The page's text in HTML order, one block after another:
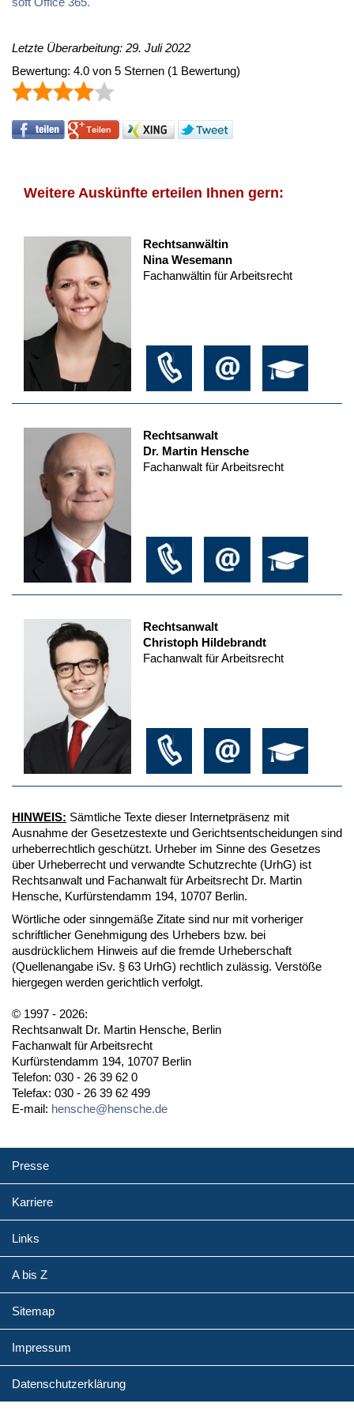
Letzte Überarbeitung: 29. Juli 2022
Bewertung: 4.0 von 5 Sternen (1 Bewertung)
Weitere Auskünfte erteilen Ihnen gern:
Rechtsanwältin
Nina Wesemann
Fachanwältin für Arbeitsrecht
Rechtsanwalt
Dr. Martin Hensche
Fachanwalt für Arbeitsrecht
Rechtsanwalt
Christoph Hildebrandt
Fachanwalt für Arbeitsrecht
HINWEIS: Sämtliche Texte dieser Internetpräsenz mit
Ausnahme der Gesetzestexte und Gerichtsentscheidungen sind
urheberrechtlich geschützt. Urheber im Sinne des Gesetzes
über Urheberrecht und verwandte Schutzrechte (UrhG) ist
Rechtsanwalt und Fachanwalt für Arbeitsrecht Dr. Martin
Hensche, Kurfürstendamm 194, 10707 Berlin.
Wörtliche oder sinngemäße Zitate sind nur mit vorheriger
schriftlicher Genehmigung des Urhebers bzw. bei
ausdrücklichem Hinweis auf die fremde Urheberschaft
(Quellenangabe iSv. § 63 UrhG) rechtlich zulässig. Verstöße
hiergegen werden gerichtlich verfolgt.
© 1997 - 2026:
Rechtsanwalt Dr. Martin Hensche, Berlin
Fachanwalt für Arbeitsrecht
Kurfürstendamm 194, 10707 Berlin
Telefon: 030 - 26 39 62 0
Telefax: 030 - 26 39 62 499
E-mail: hensche@hensche.de
Presse
Karriere
Links
A bis Z
Sitemap
Impressum
Datenschutzerklärung